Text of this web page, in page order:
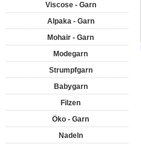
Viscose - Garn
Alpaka - Garn
Mohair - Garn
Modegarn
Strumpfgarn
Babygarn
Filzen
Öko - Garn
Nadeln